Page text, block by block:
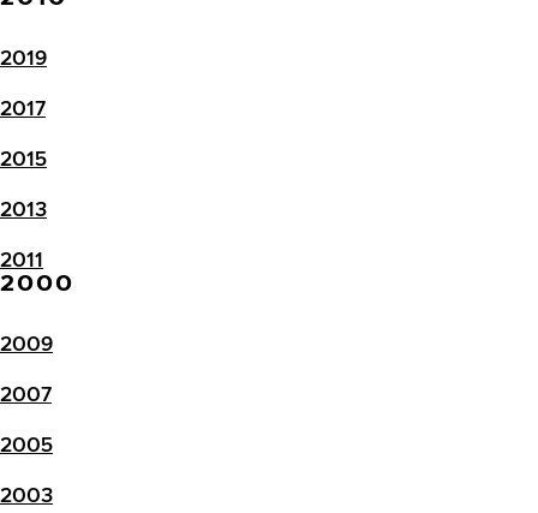
2019
2017
2015
2013
2011
2000
2009
2007
2005
2003